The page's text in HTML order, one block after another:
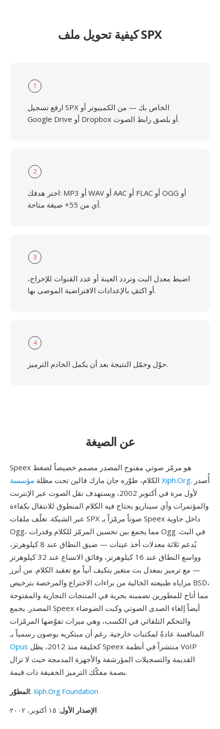
كيفية تحويل ملف SPX
1
ارفع تسجيل SPX الخاص بك — من الكمبيوتر أو
Google Drive أو Dropbox أو بلصق رابط الصوت.
2
اختر هدفك: MP3 أو WAV أو AAC أو FLAC أو OGG أو
أي من 55+ صيغة متاحة.
3
اضبط معدل البت وتردد العينة أو عدد القنوات للإخراج،
أو اكتفِ بالإعدادات الافتراضية الموصى بها.
4
حوّل وحمّل النتيجة بعد أن يكمل الخادم الترميز.
عن الصيغة
Speex هو مرمّز صوتي مفتوح المصدر مصمم خصيصاً لضغط
الكلام، طوّره جان مارك فالين تحت مظلة مؤسسة Xiph.Org. أُصدر
لأول مرة في أكتوبر 2002، ويستهدف نقل الصوت عبر الإنترنت
والمؤتمرات وأي سيناريو يحتاج فيه الكلام المنطوق للانتقال بكفاءة
عبر الشبكة. تغلّف ملفات SPX صوتاً مرمّزاً بـ Speex داخل حاوية
Ogg، مما يجمع بين تحسين المرمّز للكلام وقدرات Ogg في البث.
يُدعم ثلاثة معدلات أخذ عينات — ضيق النطاق عند 8 كيلوهرتز،
وواسع النطاق عند 16 كيلوهرتز، وفائق الاتساع عند 32 كيلوهرتز
— مع ترميز بمعدل بت متغير يتكيف آنياً مع تعقيد الكلام. من أبرز
مزاياه طبيعته الخالية من براءات الاختراع والمرخصة بترخيص BSD،
مما أتاح للمطورين تضمينه بحرية في المنتجات التجارية والمفتوحة
المصدر. يجمع Speex أيضاً إلغاء الصدى الصوتي وكبت الضوضاء
والتحكم التلقائي في الكسب، وهي ميزات تفوّضها المرمّزات
المنافسة عادةً لمكتبات خارجية. رغم أن مبتكريه يوصون رسمياً بـ
Opus
القديمة والتسجيلات المؤرشفة والأجهزة المدمجة حيث لا تزال
بصمة مفكّك الترميز الخفيفة ذات قيمة.
المطوّر: Xiph.Org Foundation
الإصدار الأول: ١٥ أكتوبر، ٢٠٠٢